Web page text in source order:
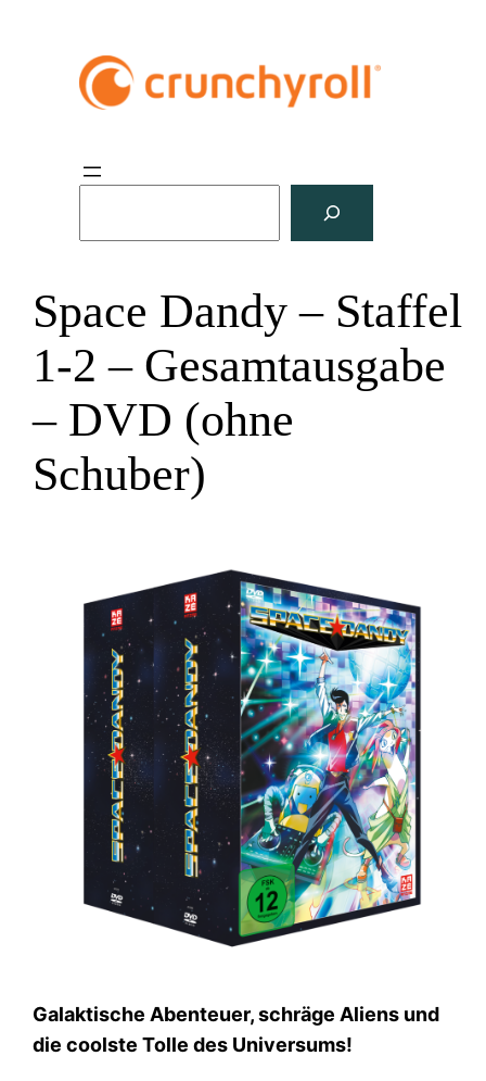
e
n
Space Dandy – Staffel
1-2 – Gesamtausgabe
– DVD (ohne
Schuber)
Galaktische Abenteuer, schräge Aliens und
die coolste Tolle des Universums!